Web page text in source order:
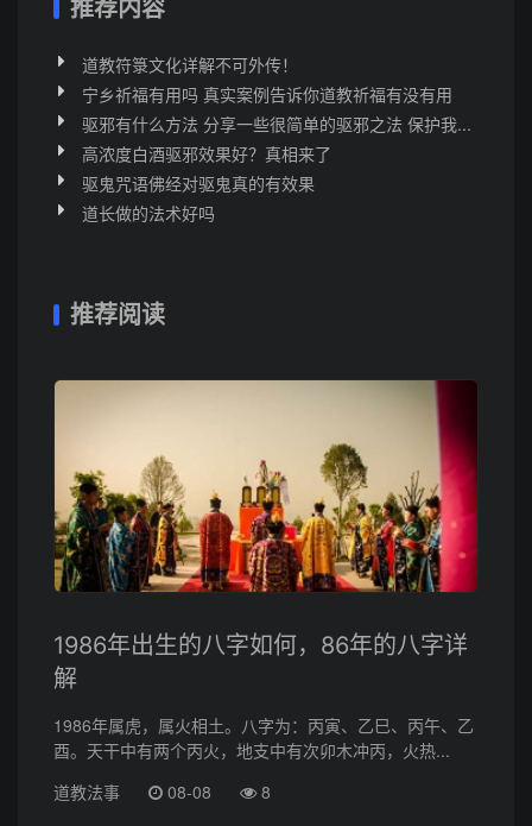
推荐内容
道教符箓文化详解不可外传！
宁乡祈福有用吗 真实案例告诉你道教祈福有没有用
驱邪有什么方法 分享一些很简单的驱邪之法 保护我...
高浓度白酒驱邪效果好？真相来了
驱鬼咒语佛经对驱鬼真的有效果
道长做的法术好吗
推荐阅读
1986年出生的八字如何，86年的八字详
解
1986年属虎，属火相土。八字为：丙寅、乙巳、丙午、乙
酉。天干中有两个丙火，地支中有次卯木冲丙，火热...
道教法事
08-08 8